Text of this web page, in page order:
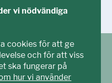
fråga!vi nödvändiga
cookies för att ge
och för att viss
ska fungerar på
hur vi använder